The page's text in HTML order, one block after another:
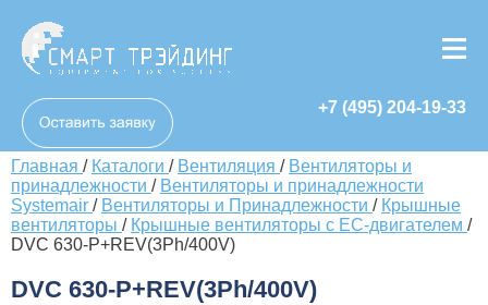
+7 (495) 204-19-33
Главная / Каталоги / Вентиляция / Вентиляторы и
принадлежности / Вентиляторы и принадлежности
Systemair / Вентиляторы и Принадлежности / Крышные
вентиляторы / Крышные вентиляторы с EC-двигателем /
DVC 630-P+REV(3Ph/400V)
DVC 630-P+REV(3Ph/400V)